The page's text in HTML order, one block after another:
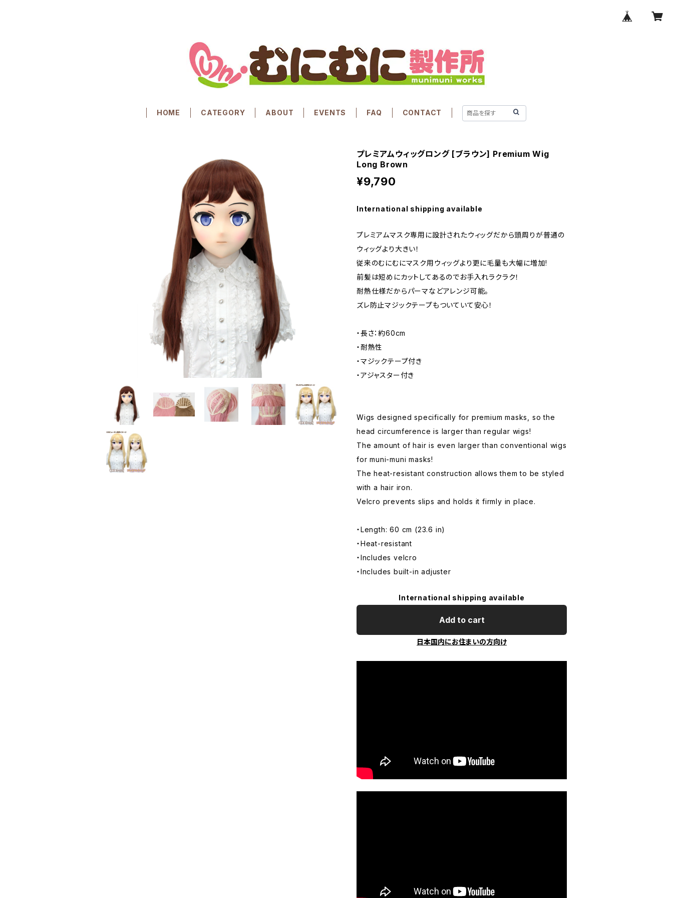
HOME CATEGORY ABOUT EVENTS FAQ CONTACT
プレミアムウィッグロング [ブラウン] Premium Wig
Long Brown
¥9,790
International shipping available
プレミアムマスク専用に設計されたウィッグだから頭周りが普通の
ウィッグより大きい！
従来のむにむにマスク用ウィッグより更に毛量も大幅に増加!
前髪は短めにカットしてあるのでお手入れラクラク！
耐熱仕様だからパーマなどアレンジ可能。
ズレ防止マジックテープもついていて安心！
・長さ：約60cm
・耐熱性
・マジックテープ付き
・アジャスター付き
Wigs designed specifically for premium masks, so the
head circumference is larger than regular wigs!
The amount of hair is even larger than conventional wigs
for muni-muni masks!
The heat-resistant construction allows them to be styled
with a hair iron.
Velcro prevents slips and holds it firmly in place.
・Length: 60 cm (23.6 in)
・Heat-resistant
・Includes velcro
・Includes built-in adjuster
International shipping available
Add to cart
日本国内にお住まいの方向け